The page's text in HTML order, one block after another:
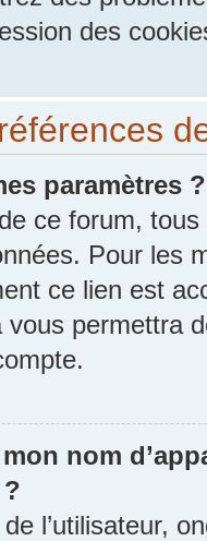
des
paramètres ?
ce forum,
Pour les
ce lien est
permettra
nom
l’utilisateur,